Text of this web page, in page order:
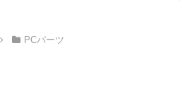
PCパーツ